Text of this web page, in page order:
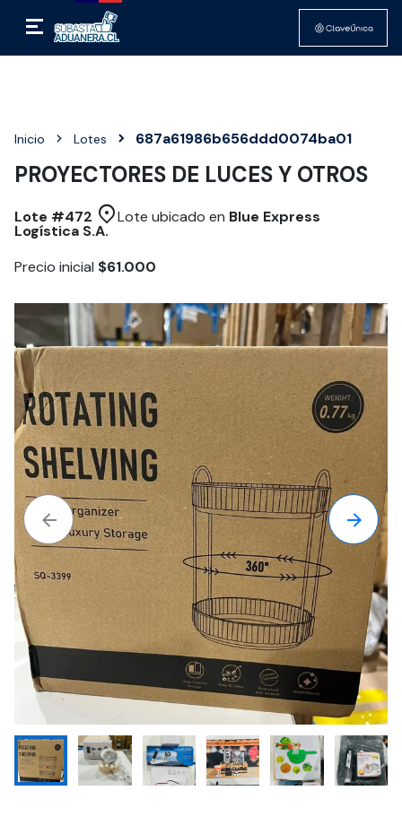
Inicio Lotes 687a61986b656ddd0074ba01
PROYECTORES DE LUCES Y OTROS
Lote #472 Lote ubicado en Blue Express
Logística S.A.
Precio inicial $61.000